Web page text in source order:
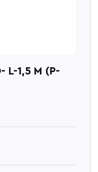
L-1,5 M (P-